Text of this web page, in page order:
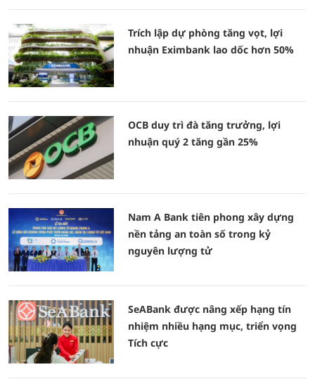
Trích lập dự phòng tăng vọt, lợi
nhuận Eximbank lao dốc hơn 50%
OCB duy trì đà tăng trưởng, lợi
nhuận quý 2 tăng gần 25%
Nam A Bank tiên phong xây dựng
nền tảng an toàn số trong kỷ
nguyên lượng tử
SeABank được nâng xếp hạng tín
nhiệm nhiều hạng mục, triển vọng
Tích cực